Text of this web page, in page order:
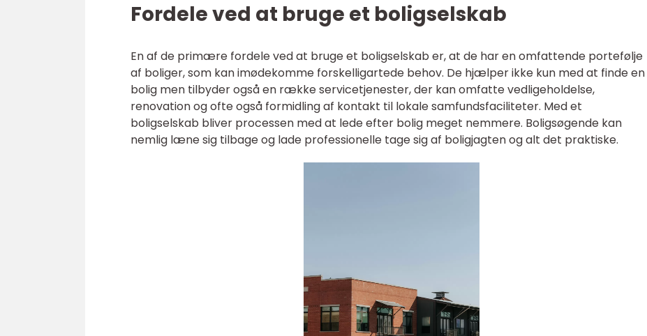
Fordele ved at bruge et boligselskab
En af de primære fordele ved at bruge et boligselskab er, at de har en omfattende portefølje
af boliger, som kan imødekomme forskelligartede behov. De hjælper ikke kun med at finde en
bolig men tilbyder også en række servicetjenester, der kan omfatte vedligeholdelse,
renovation og ofte også formidling af kontakt til lokale samfundsfaciliteter. Med et
boligselskab bliver processen med at lede efter bolig meget nemmere. Boligsøgende kan
nemlig læne sig tilbage og lade professionelle tage sig af boligjagten og alt det praktiske.